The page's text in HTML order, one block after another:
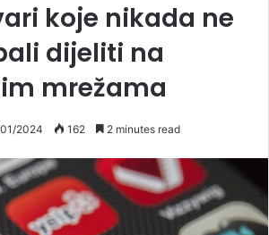
koje nikada ne
dijeliti na
mrežama
2024 162 2 minutes read